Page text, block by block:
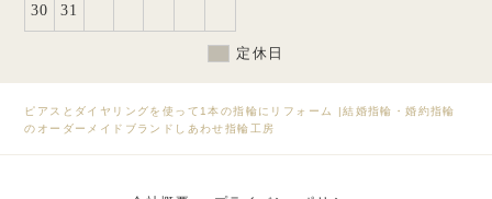
ピアスとダイヤリングを使って1本の指輪にリフォーム |結婚指輪・婚約指輪
のオーダーメイドブランドしあわせ指輪工房
30 31
定休日